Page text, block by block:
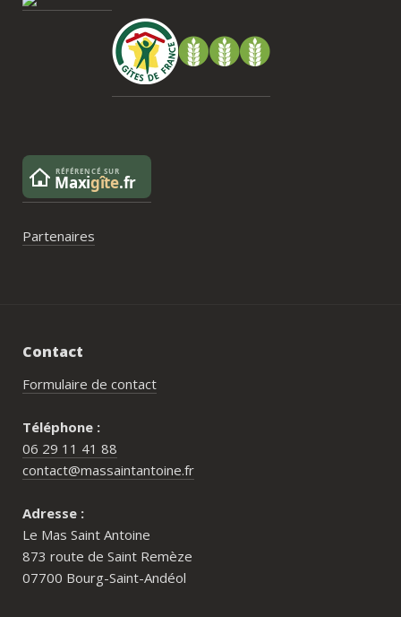
de tri directement sur le domaine et qu’il
faut se rendre au village. Cela ne nous a
pas posé de véritable problème, mais ce
serait un vrai plus à l’avenir.
Partenaires
Contact
Formulaire de contact
Téléphone :
06 29 11 41 88
contact@massaintantoine.fr
Adresse :
Le Mas Saint Antoine
873 route de Saint Remèze
07700 Bourg-Saint-Andéol